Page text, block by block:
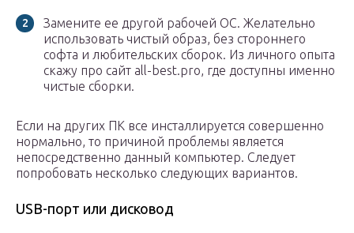
Замените ее другой рабочей ОС. Желательно
использовать чистый образ, без стороннего
софта и любительских сборок. Из личного опыта
скажу про сайт all-best.pro, где доступны именно
чистые сборки.
Если на других ПК все инсталлируется совершенно
нормально, то причиной проблемы является
непосредственно данный компьютер. Следует
попробовать несколько следующих вариантов.
USB-порт или дисковод